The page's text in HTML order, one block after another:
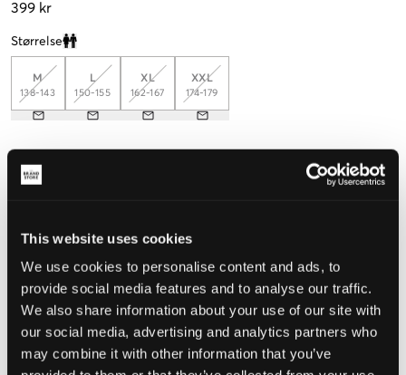
This website uses cookies
We use cookies to personalise content and ads, to
provide social media features and to analyse our traffic.
We also share information about your use of our site with
our social media, advertising and analytics partners who
may combine it with other information that you’ve
399 kr
Størrelse
Clone modal
M
138-143
L
150-155
XL
162-167
XXL
174-179
Opplevd størrelse
STØRRELSESTABELL
VELG EN STØRRELSE
Rask levering
Fri frakt over 999 kr